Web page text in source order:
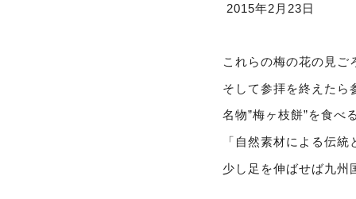
2015年2月23日
これらの梅の花の見ご
そして参拝を終えたら
名物”梅ヶ枝餅”を食べ
「自然素材による伝
少し足を伸ばせば九州